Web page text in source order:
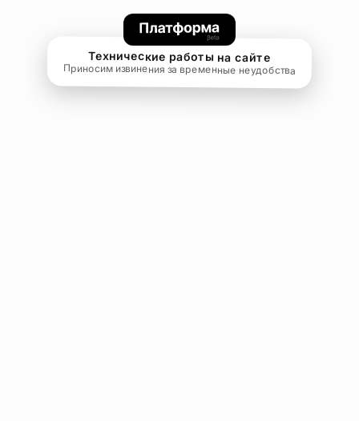
Технические работы на сайте
Приносим извинения за временные неудобства